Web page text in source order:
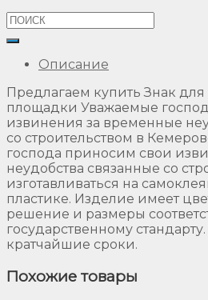
Описание
Предлагаем купить Знак для
площадки Уважаемые
извинения за временные
со строительством в
господа приносим свои
неудобства связанные со
изготавливаться на
пластике. Изделие имеет
решение и размеры
государственному
кратчайшие сроки.
Похожие товары